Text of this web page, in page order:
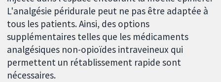
L'analgésie péridurale peut ne pas être adaptée à
tous les patients. Ainsi, des options
supplémentaires telles que les médicaments
analgésiques non-opioïdes intraveineux qui
permettent un rétablissement rapide sont
nécessaires.